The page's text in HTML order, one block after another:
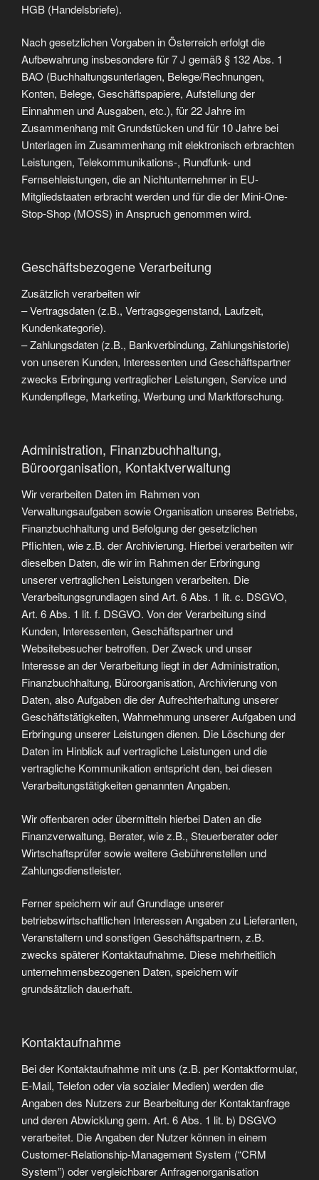
HGB (Handelsbriefe).
Nach gesetzlichen Vorgaben in Österreich erfolgt die
Aufbewahrung insbesondere für 7 J gemäß § 132 Abs. 1
BAO (Buchhaltungsunterlagen, Belege/Rechnungen,
Konten, Belege, Geschäftspapiere, Aufstellung der
Einnahmen und Ausgaben, etc.), für 22 Jahre im
Zusammenhang mit Grundstücken und für 10 Jahre bei
Unterlagen im Zusammenhang mit elektronisch erbrachten
Leistungen, Telekommunikations-, Rundfunk- und
Fernsehleistungen, die an Nichtunternehmer in EU-
Mitgliedstaaten erbracht werden und für die der Mini-One-
Stop-Shop (MOSS) in Anspruch genommen wird.
Geschäftsbezogene Verarbeitung
Zusätzlich verarbeiten wir
– Vertragsdaten (z.B., Vertragsgegenstand, Laufzeit,
Kundenkategorie).
– Zahlungsdaten (z.B., Bankverbindung, Zahlungshistorie)
von unseren Kunden, Interessenten und Geschäftspartner
zwecks Erbringung vertraglicher Leistungen, Service und
Kundenpflege, Marketing, Werbung und Marktforschung.
Administration, Finanzbuchhaltung,
Büroorganisation, Kontaktverwaltung
Wir verarbeiten Daten im Rahmen von
Verwaltungsaufgaben sowie Organisation unseres Betriebs,
Finanzbuchhaltung und Befolgung der gesetzlichen
Pflichten, wie z.B. der Archivierung. Hierbei verarbeiten wir
dieselben Daten, die wir im Rahmen der Erbringung
unserer vertraglichen Leistungen verarbeiten. Die
Verarbeitungsgrundlagen sind Art. 6 Abs. 1 lit. c. DSGVO,
Art. 6 Abs. 1 lit. f. DSGVO. Von der Verarbeitung sind
Kunden, Interessenten, Geschäftspartner und
Websitebesucher betroffen. Der Zweck und unser
Interesse an der Verarbeitung liegt in der Administration,
Finanzbuchhaltung, Büroorganisation, Archivierung von
Daten, also Aufgaben die der Aufrechterhaltung unserer
Geschäftstätigkeiten, Wahrnehmung unserer Aufgaben und
Erbringung unserer Leistungen dienen. Die Löschung der
Daten im Hinblick auf vertragliche Leistungen und die
vertragliche Kommunikation entspricht den, bei diesen
Verarbeitungstätigkeiten genannten Angaben.
Wir offenbaren oder übermitteln hierbei Daten an die
Finanzverwaltung, Berater, wie z.B., Steuerberater oder
Wirtschaftsprüfer sowie weitere Gebührenstellen und
Zahlungsdienstleister.
Ferner speichern wir auf Grundlage unserer
betriebswirtschaftlichen Interessen Angaben zu Lieferanten,
Veranstaltern und sonstigen Geschäftspartnern, z.B.
zwecks späterer Kontaktaufnahme. Diese mehrheitlich
unternehmensbezogenen Daten, speichern wir
grundsätzlich dauerhaft.
Kontaktaufnahme
Bei der Kontaktaufnahme mit uns (z.B. per Kontaktformular,
E-Mail, Telefon oder via sozialer Medien) werden die
Angaben des Nutzers zur Bearbeitung der Kontaktanfrage
und deren Abwicklung gem. Art. 6 Abs. 1 lit. b) DSGVO
verarbeitet. Die Angaben der Nutzer können in einem
Customer-Relationship-Management System (“CRM
System”) oder vergleichbarer Anfragenorganisation